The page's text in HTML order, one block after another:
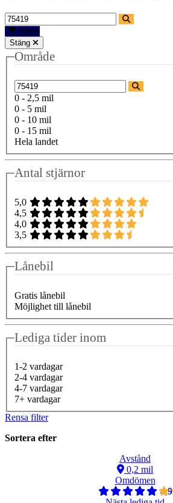
Filter
Stäng
Område
0 - 2,5 mil
0 - 5 mil
0 - 10 mil
0 - 15 mil
Hela landet
Antal stjärnor
5,0
4,5
4,0
3,5
Lånebil
Gratis lånebil
Möjlighet till lånebil
Lediga tider inom
1-2 vardagar
2-4 vardagar
4-7 vardagar
7+ vardagar
Rensa filter
Sortera efter
Avstånd
0,2 mil
Omdömen
4,9